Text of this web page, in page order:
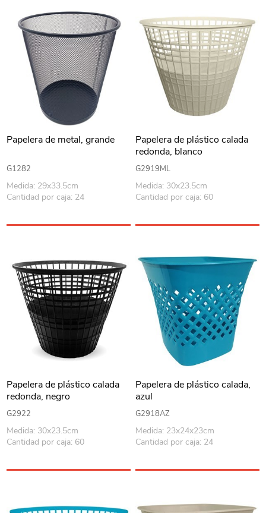
Papelera de metal, grande
G1282
Medida: 29x33.5cm
Cantidad por caja: 24
Papelera de plástico calada
redonda, blanco
G2919ML
Medida: 30x23.5cm
Cantidad por caja: 60
Papelera de plástico calada
redonda, negro
G2922
Medida: 30x23.5cm
Cantidad por caja: 60
Papelera de plástico calada,
azul
G2918AZ
Medida: 23x24x23cm
Cantidad por caja: 24